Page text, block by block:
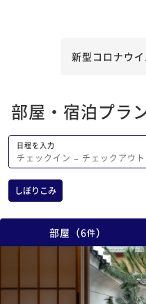
す。 このシリーズの宿はま
新型コロナウ
部屋・宿泊プラ
日程を入力
チェックイン − チェックアウト
しぼりこみ
部屋 （6件）